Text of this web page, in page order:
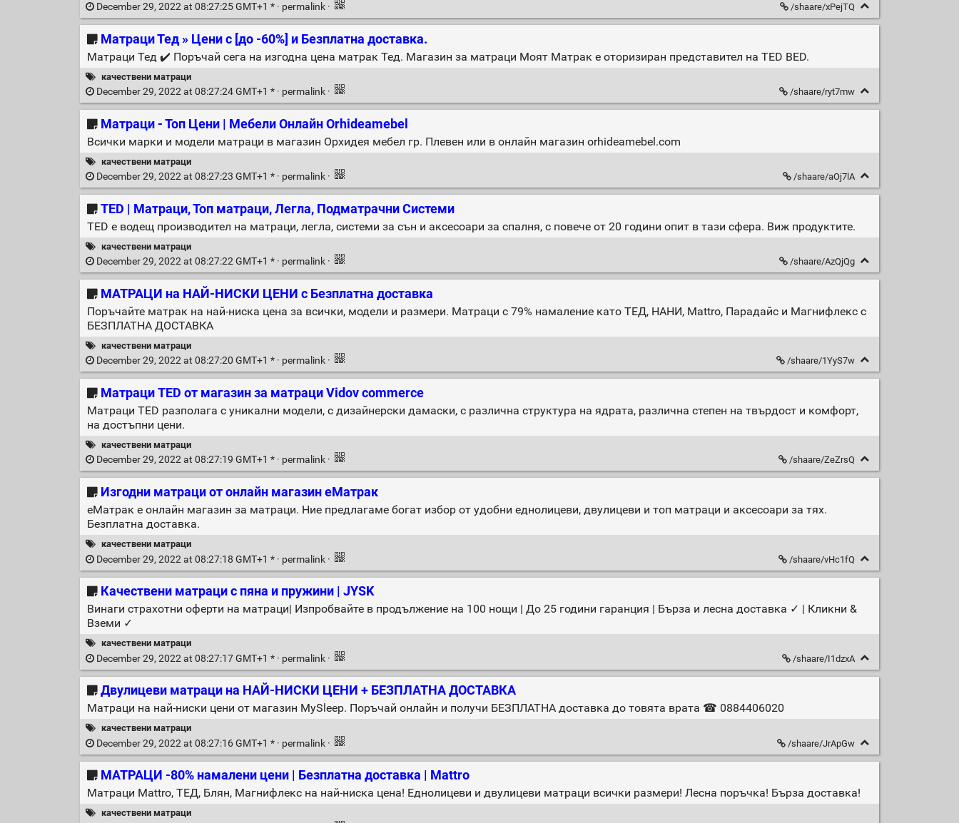
December 29, 2022 at 08:27:25 GMT+1 * · permalink · /shaare/xPejTQ
Матраци Тед » Цени с [до -60%] и Безплатна доставка.
Матраци Тед ✔️ Поръчай сега на изгодна цена матрак Тед. Магазин за матраци Моят Матрак е оторизиран представител на TED BED.
качествени матраци
December 29, 2022 at 08:27:24 GMT+1 * · permalink · /shaare/ryt7mw
Матраци - Топ Цени | Мебели Онлайн Orhideamebel
Всички марки и модели матраци в магазин Орхидея мебел гр. Плевен или в онлайн магазин orhideamebel.com
качествени матраци
December 29, 2022 at 08:27:23 GMT+1 * · permalink · /shaare/aOj7lA
TED | Матраци, Топ матраци, Легла, Подматрачни Системи
TED е водещ производител на матраци, легла, системи за сън и аксесоари за спалня, с повече от 20 години опит в тази сфера. Виж продуктите.
качествени матраци
December 29, 2022 at 08:27:22 GMT+1 * · permalink · /shaare/AzQjQg
МАТРАЦИ на НАЙ-НИСКИ ЦЕНИ с Безплатна доставка
Поръчайте матрак на най-ниска цена за всички, модели и размери. Матраци с 79% намаление като ТЕД, НАНИ, Mattro, Парадайс и Магнифлекс с
БЕЗПЛАТНА ДОСТАВКА
качествени матраци
December 29, 2022 at 08:27:20 GMT+1 * · permalink · /shaare/1YyS7w
Матраци TED от магазин за матраци Vidov commerce
Матраци TED разполага с уникални модели, с дизайнерски дамаски, с различна структура на ядрата, различна степен на твърдост и комфорт,
на достъпни цени.
качествени матраци
December 29, 2022 at 08:27:19 GMT+1 * · permalink · /shaare/ZeZrsQ
Изгодни матраци от онлайн магазин еМатрак
еМатрак е онлайн магазин за матраци. Ние предлагаме богат избор от удобни еднолицеви, двулицеви и топ матраци и аксесоари за тях.
Безплатна доставка.
качествени матраци
December 29, 2022 at 08:27:18 GMT+1 * · permalink · /shaare/vHc1fQ
Качествени матраци с пяна и пружини | JYSK
Винаги страхотни оферти на матраци| Изпробвайте в продължение на 100 нощи | До 25 години гаранция | Бърза и лесна доставка ✓ | Кликни &
Вземи ✓
качествени матраци
December 29, 2022 at 08:27:17 GMT+1 * · permalink · /shaare/I1dzxA
Двулицеви матраци на НАЙ-НИСКИ ЦЕНИ + БЕЗПЛАТНА ДОСТАВКА
Матраци на най-ниски цени от магазин MySleep. Поръчай онлайн и получи БЕЗПЛАТНА доставка до товята врата ☎ 0884406020
качествени матраци
December 29, 2022 at 08:27:16 GMT+1 * · permalink · /shaare/JrApGw
МАТРАЦИ -80% намалени цени | Безплатна доставка | Mattro
Матраци Mattro, ТЕД, Блян, Магнифлекс на най-ниска цена! Еднолицеви и двулицеви матраци всички размери! Лесна поръчка! Бърза доставка!
качествени матраци